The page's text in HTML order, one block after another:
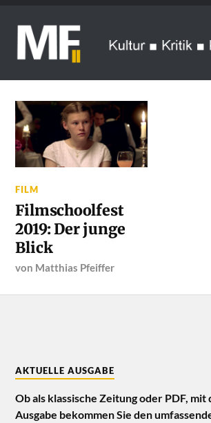
FILM
Filmschoolfest
2019: Der junge
Blick
von Matthias Pfeiffer
AKTUELLE AUSGABE
Ob als klassische Zeitung oder PDF,
Ausgabe bekommen Sie den